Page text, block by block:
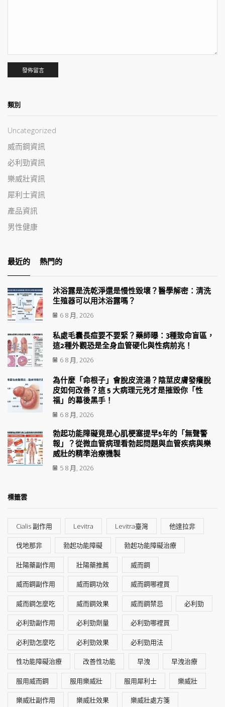
類別
Uncategorized
威而鋼資訊
必利勁資訊
樂威壯資訊
犀利士資訊
產品資訊
男性健康
最近的 熱門的
沐浴露是洗乾淨還是慢性毀壞？醫學解密：清洗
生殖器可以用沐浴露嗎？
6 8 月, 2026
私處毛囊長痘要不要緊？藥師曝：3種致命盲區，
這2種外觀恐是全身血管硬化與性病前兆！
6 8 月, 2026
為什麼「命根子」會脫皮流湯？陰莖皮膚發癢脫
皮如何改善？這 5 大病理元兇才是摧毀你「性
福」的幕後黑手！
6 8 月, 2026
勃起功能障礙竟是心肌梗塞提早5年的「無聲警
報」？從微血管病理看勃起問題與血管疾病與樂
威壯的精準治療機製
5 8 月, 2026
標籤雲
Cialis 副作用 Levitra Levitra臺灣 他達拉非
伐地那非 勃起功能障礙 勃起功能障礙治療
壯陽藥副作用 壯陽藥推薦 威而鋼
威而鋼副作用 威而鋼功效 威而鋼哪裡買
威而鋼怎麼吃 威而鋼效果 威而鋼禁忌 必利勁
必利勁副作用 必利勁劑量 必利勁哪裡買
必利勁怎麼吃 必利勁效果 必利勁用法
性功能障礙治療 改善性功能 早洩 早洩治療
服用威而鋼 服用樂威壯 服用犀利士 樂威壯
樂威壯副作用 樂威壯效果 樂威壯處方箋